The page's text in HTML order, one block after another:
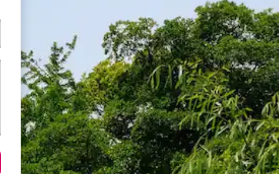
se strelicama prema gore i prema dolje, kao i dodirom ili